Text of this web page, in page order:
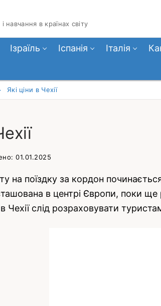
навчання в країнах світу
Ізраїль Іспанія Італія
Які ціни в Чехії
01.01.2025
на поїздку за кордон
в центрі Європи, поки
в Чехії слід розраховувати